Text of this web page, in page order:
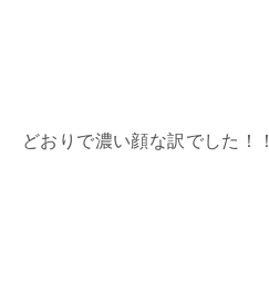
どおりで濃い顔な訳でした！！